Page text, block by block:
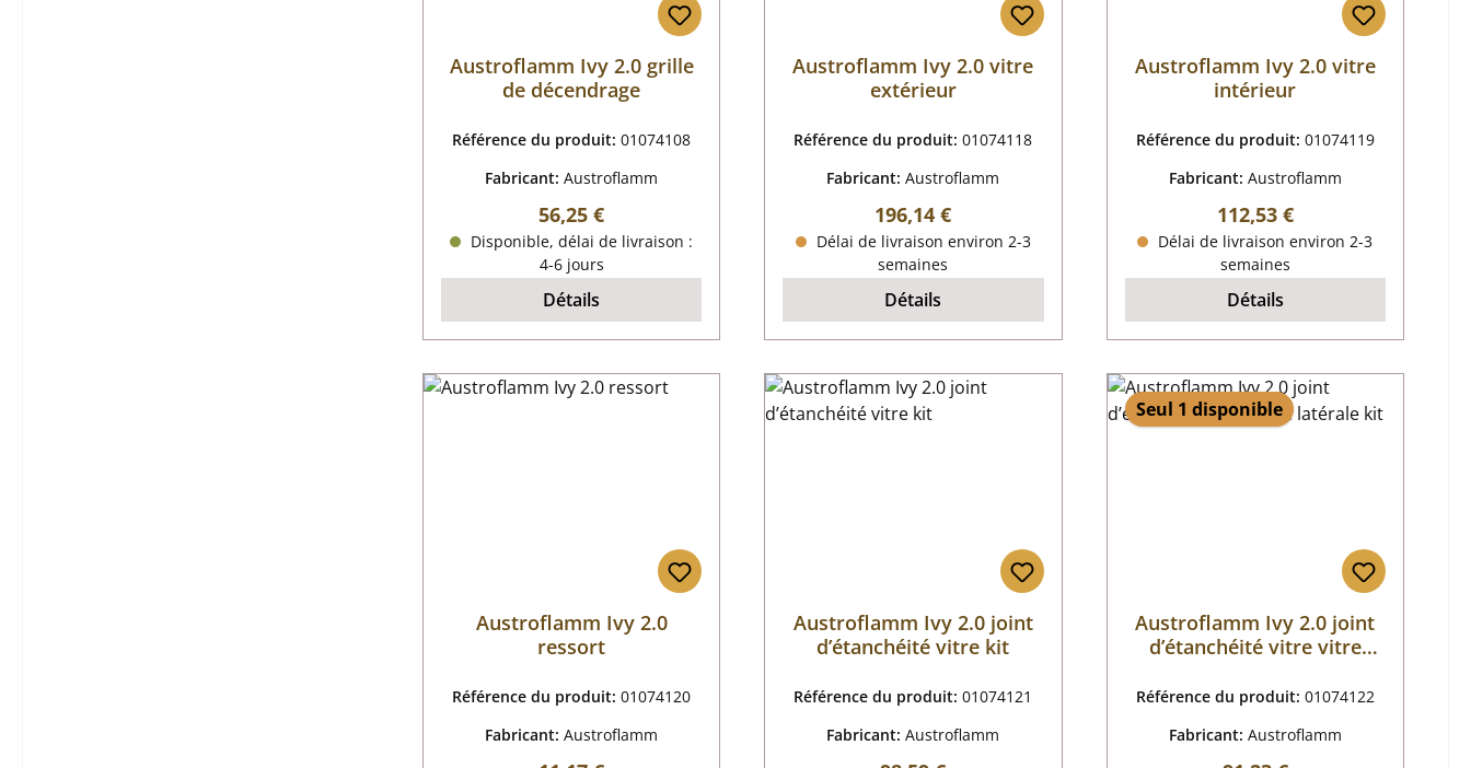
Austroflamm Ivy 2.0 grille
de décendrage
Référence du produit:01074108
Fabricant:Austroflamm
Prix régulier :
56,25 €
Disponible, délai de livraison :
4-6 jours
Détails
Austroflamm Ivy 2.0 vitre
extérieur
Référence du produit:01074118
Fabricant:Austroflamm
Prix régulier :
196,14 €
Délai de livraison environ 2-3
semaines
Détails
Austroflamm Ivy 2.0 vitre
intérieur
Référence du produit: 01074119
Fabricant: Austroflamm
Prix régulier :
112,53 €
Délai de livraison environ 2-3
semaines
Détails
Austroflamm Ivy 2.0
ressort
Référence du produit:01074120
Fabricant:Austroflamm
Austroflamm Ivy 2.0 joint
d’étanchéité vitre kit
Référence du produit:01074121
Fabricant:Austroflamm
Seul 1 disponible
Austroflamm Ivy 2.0 joint
d’étanchéité vitre vitre
Référence du produit: 01074122
Fabricant: Austroflamm